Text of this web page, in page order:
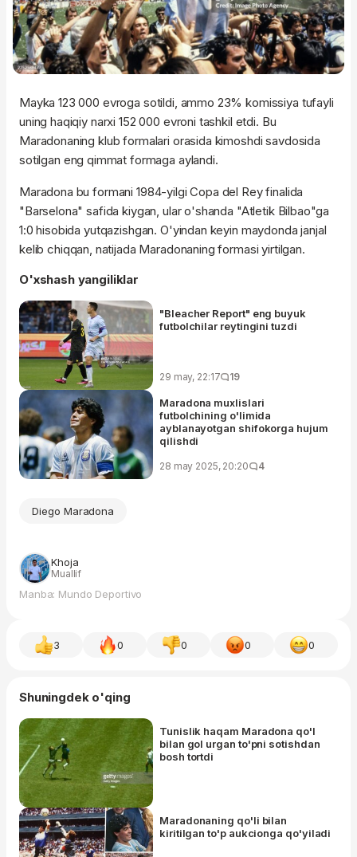
Mayka 123 000 evroga sotildi, ammo 23% komissiya tufayli
uning haqiqiy narxi 152 000 evroni tashkil etdi. Bu
Maradonaning klub formalari orasida kimoshdi savdosida
sotilgan eng qimmat formaga aylandi.
Maradona bu formani 1984-yilgi Copa del Rey finalida
"Barselona" safida kiygan, ular o'shanda "Atletik Bilbao"ga
1:0 hisobida yutqazishgan. O'yindan keyin maydonda janjal
kelib chiqqan, natijada Maradonaning formasi yirtilgan.
O'xshash yangiliklar
"Bleacher Report" eng buyuk
futbolchilar reytingini tuzdi
29 may, 22:17 19
Maradona muxlislari
futbolchining o'limida
ayblanayotgan shifokorga hujum
qilishdi
28 may 2025, 20:20 4
Diego Maradona
Khoja
Muallif
Manba: Mundo Deportivo
3 0 0 0 0
Shuningdek o'qing
Tunislik haqam Maradona qo'l
bilan gol urgan to'pni sotishdan
bosh tortdi
Maradonaning qo'li bilan
kiritilgan to'p aukcionga qo'yiladi